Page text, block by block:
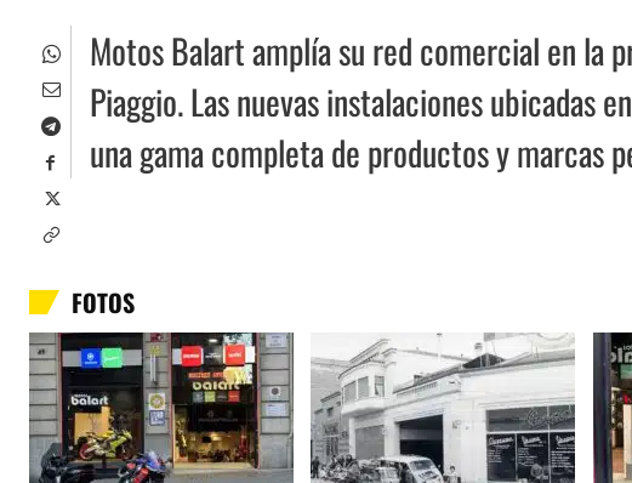
Motos Balart amplía su red comercial en la
Piaggio. Las nuevas instalaciones ubicadas
una gama completa de productos y marcas
FOTOS